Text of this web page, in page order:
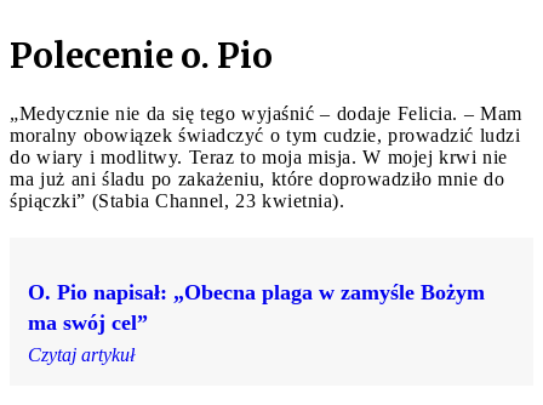
Polecenie o. Pio
„Medycznie nie da się tego wyjaśnić – dodaje Felicia. – Mam
moralny obowiązek świadczyć o tym cudzie, prowadzić ludzi
do wiary i modlitwy. Teraz to moja misja. W mojej krwi nie
ma już ani śladu po zakażeniu, które doprowadziło mnie do
śpiączki” (Stabia Channel, 23 kwietnia).
O. Pio napisał: „Obecna plaga w zamyśle Bożym
ma swój cel”
Czytaj artykuł